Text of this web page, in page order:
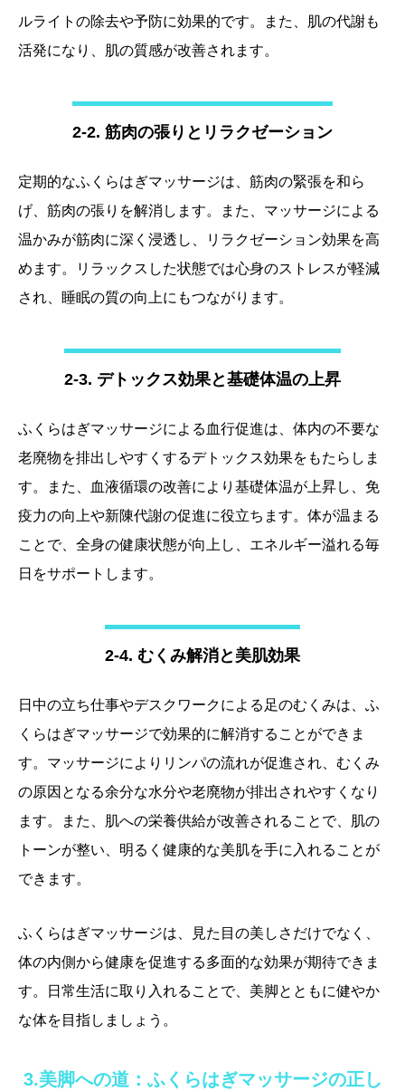
ルライトの除去や予防に効果的です。また、肌の代謝も
活発になり、肌の質感が改善されます。
2-2. 筋肉の張りとリラクゼーション
定期的なふくらはぎマッサージは、筋肉の緊張を和ら
げ、筋肉の張りを解消します。また、マッサージによる
温かみが筋肉に深く浸透し、リラクゼーション効果を高
めます。リラックスした状態では心身のストレスが軽減
され、睡眠の質の向上にもつながります。
2-3. デトックス効果と基礎体温の上昇
ふくらはぎマッサージによる血行促進は、体内の不要な
老廃物を排出しやすくするデトックス効果をもたらしま
す。また、血液循環の改善により基礎体温が上昇し、免
疫力の向上や新陳代謝の促進に役立ちます。体が温まる
ことで、全身の健康状態が向上し、エネルギー溢れる毎
日をサポートします。
2-4. むくみ解消と美肌効果
日中の立ち仕事やデスクワークによる足のむくみは、ふ
くらはぎマッサージで効果的に解消することができま
す。マッサージによりリンパの流れが促進され、むくみ
の原因となる余分な水分や老廃物が排出されやすくなり
ます。また、肌への栄養供給が改善されることで、肌の
トーンが整い、明るく健康的な美肌を手に入れることが
できます。
ふくらはぎマッサージは、見た目の美しさだけでなく、
体の内側から健康を促進する多面的な効果が期待できま
す。日常生活に取り入れることで、美脚とともに健やか
な体を目指しましょう。
3.美脚への道：ふくらはぎマッサージの正し